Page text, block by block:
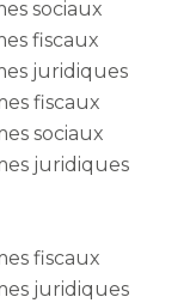
sociaux
fiscaux
juridiques
fiscaux
sociaux
juridiques
fiscaux
juridiques